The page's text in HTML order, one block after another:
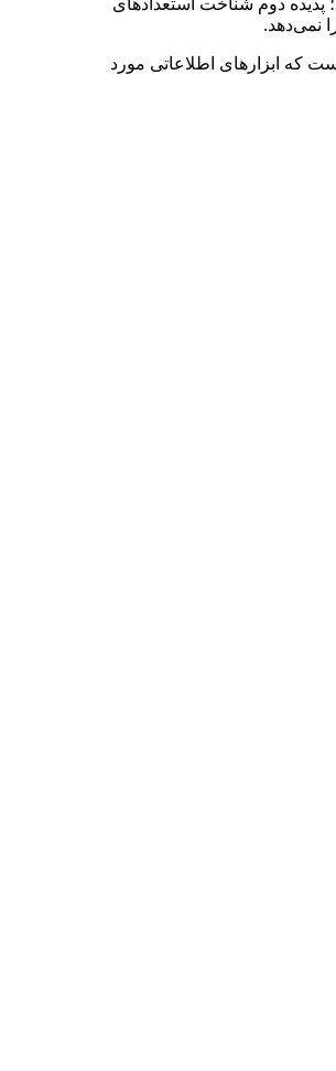
نمی‌دهد.
که ابزارهای اطلاعاتی مورد